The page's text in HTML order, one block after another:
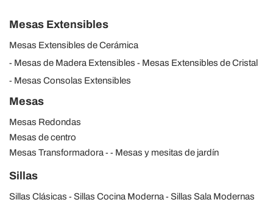
Mesas Extensibles
Mesas Extensibles de Cerámica
Mesas de Madera Extensibles
Mesas Extensibles de Cristal
Mesas Consolas Extensibles
Mesas
Mesas Redondas
Mesas de centro
Mesas Transformadora
Mesas y mesitas de jardín
Sillas
Sillas Clásicas Sillas Cocina Moderna
Sillas Sala Modernas